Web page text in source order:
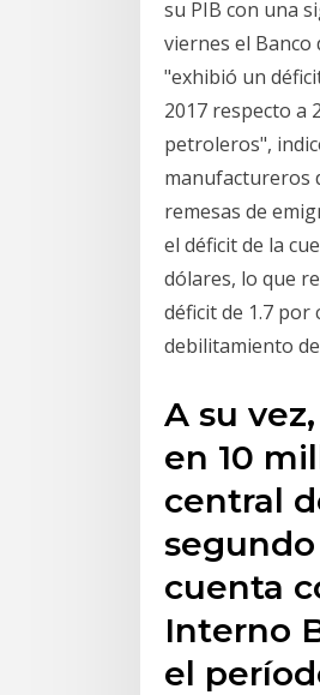
su PIB con una
viernes el Banco
"exhibió un
2017 respecto a
petroleros",
manufactureros
remesas de
el déficit de la
dólares, lo que
déficit de 1.7
debilitamiento
A su
en 10
central
cuenta
Interno
el